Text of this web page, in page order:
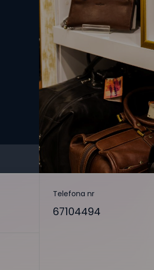
Telefona nr
67104494